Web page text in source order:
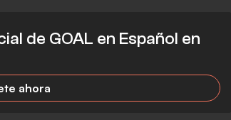
de GOAL en Español en
ahora